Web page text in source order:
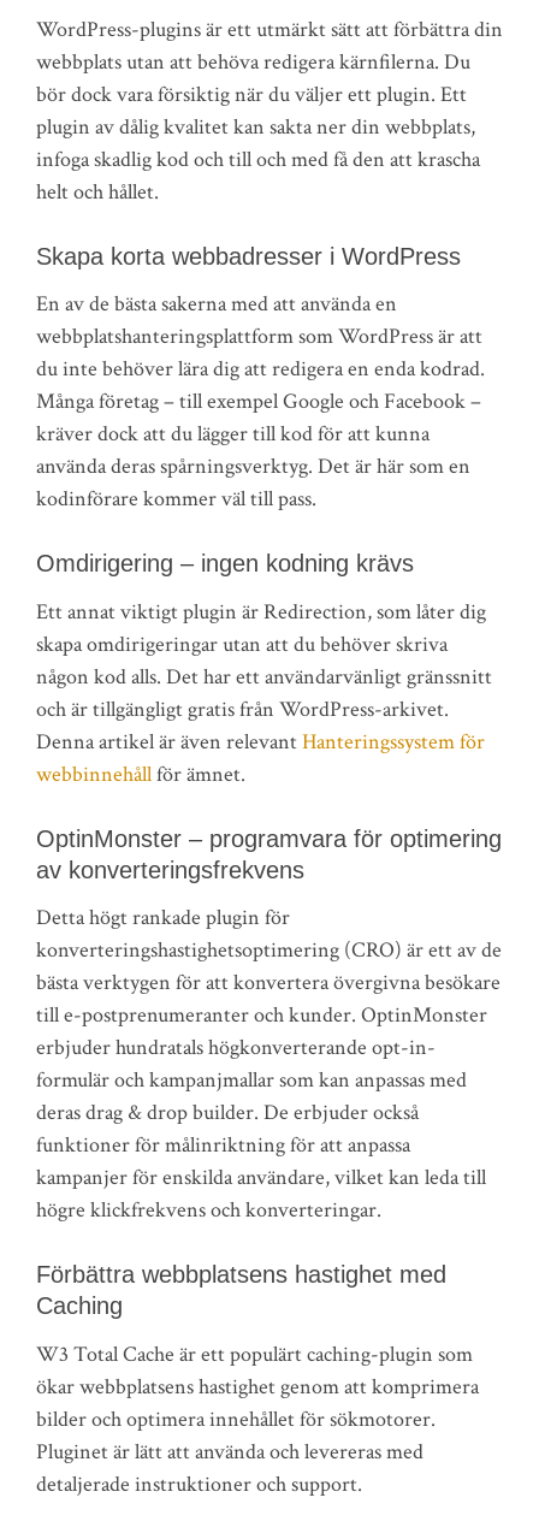
WordPress-plugins är ett utmärkt sätt att förbättra din
webbplats utan att behöva redigera kärnfilerna. Du
bör dock vara försiktig när du väljer ett plugin. Ett
plugin av dålig kvalitet kan sakta ner din webbplats,
infoga skadlig kod och till och med få den att krascha
helt och hållet.
Skapa korta webbadresser i WordPress
En av de bästa sakerna med att använda en
webbplatshanteringsplattform som WordPress är att
du inte behöver lära dig att redigera en enda kodrad.
Många företag – till exempel Google och Facebook –
kräver dock att du lägger till kod för att kunna
använda deras spårningsverktyg. Det är här som en
kodinförare kommer väl till pass.
Omdirigering – ingen kodning krävs
Ett annat viktigt plugin är Redirection, som låter dig
skapa omdirigeringar utan att du behöver skriva
någon kod alls. Det har ett användarvänligt gränssnitt
och är tillgängligt gratis från WordPress-arkivet.
Denna artikel är även relevantHanteringssystem för
webbinnehållför ämnet.
OptinMonster – programvara för optimering
av konverteringsfrekvens
Detta högt rankade plugin för
konverteringshastighetsoptimering (CRO) är ett av de
bästa verktygen för att konvertera övergivna besökare
till e-postprenumeranter och kunder. OptinMonster
erbjuder hundratals högkonverterande opt-in-
formulär och kampanjmallar som kan anpassas med
deras drag & drop builder. De erbjuder också
funktioner för målinriktning för att anpassa
kampanjer för enskilda användare, vilket kan leda till
högre klickfrekvens och konverteringar.
Förbättra webbplatsens hastighet med
Caching
W3 Total Cache är ett populärt caching-plugin som
ökar webbplatsens hastighet genom att komprimera
bilder och optimera innehållet för sökmotorer.
Pluginet är lätt att använda och levereras med
detaljerade instruktioner och support.